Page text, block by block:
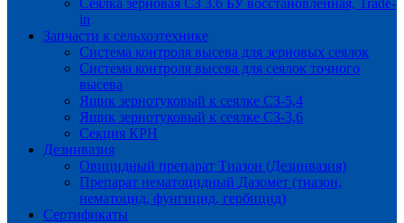
Сеялка зерновая СЗ 3.6 БУ восстановленная, Trade-
in
Запчасти к сельхозтехнике
Система контроля высева для зерновых сеялок
Система контроля высева для сеялок точного
высева
Ящик зернотуковый к сеялке СЗ-5,4
Ящик зернотуковый к сеялке СЗ-3,6
Секция КРН
Дезинвазия
Овицидный препарат Тиазон (Дезинвазия)
Препарат нематоцидный Дазомет (тиазон,
нематоцид, фунгицид, гербицид)
Сертификаты